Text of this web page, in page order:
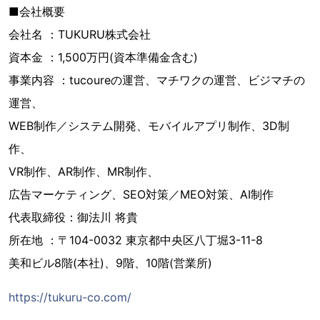
■会社概要
会社名 ：TUKURU株式会社
資本金 ：1,500万円(資本準備金含む)
事業内容 ：tucoureの運営、マチワクの運営、ビジマチの
運営、
WEB制作／システム開発、モバイルアプリ制作、3D制
作、
VR制作、AR制作、MR制作、
広告マーケティング、SEO対策／MEO対策、AI制作
代表取締役：御法川 将貴
所在地 ：〒104-0032 東京都中央区八丁堀3-11-8
美和ビル8階(本社)、9階、10階(営業所)
https://tukuru-co.com/